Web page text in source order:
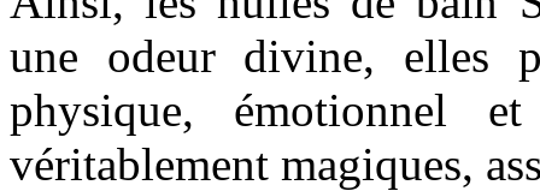
une odeur divine, elles
physique, émotionnel
véritablement magiques,